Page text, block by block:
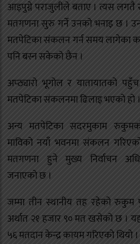
आइपुग्ने पराजुलीले बताए । त्यस
मतगणना सुरु गर्ने उनको भनाइ छ ।
मतपेटिका संकलन गर्न समय लागेका
पनि बस्न सकेको छैन ।
अप्ठ्यारो भूगोल र यातायातको
मतपेटिका संकलनमा ढिलाइ भएको हो ।
अन्य मतपेटिका सदरमुकाम
माविको नयाँ भवनमा संकलन
मतगणना हुने मुख्य निर्वाचन
जनाएको छ ।
जम्मा तीन स्थानीय तह रहेको रुकुम
अर्थात २१ हजार ९० मत खसेको छ ।
५६ मतदान केन्द्र कायम गरिएको थियो ।